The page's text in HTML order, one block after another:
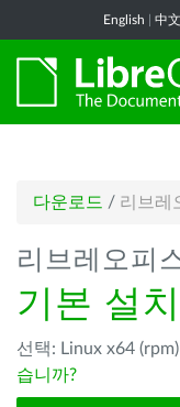
English 中
다운로드 / 리브레
리브레오피
기본 설
선택: Linux x64
습니까?